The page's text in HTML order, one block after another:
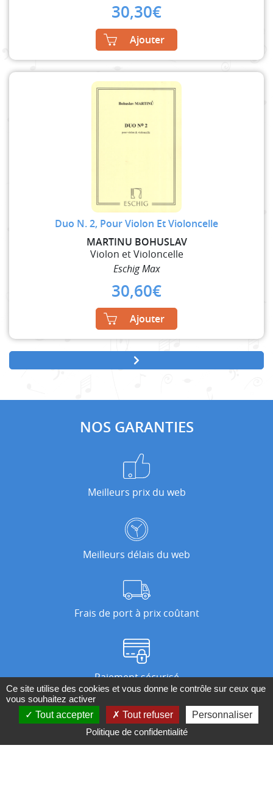
30,30€
Ajouter
Duo N. 2, Pour Violon Et Violoncelle
MARTINU BOHUSLAV
Violon et Violoncelle
Eschig Max
30,60€
Ajouter
NOS GARANTIES
Meilleurs prix du web
Meilleurs délais du web
Frais de port à prix coûtant
Paiement sécurisé
Nos magasins
Ce site utilise des cookies et vous donne le contrôle sur ceux que
vous souhaitez activer
Tout accepter
Tout refuser
Personnaliser
Politique de confidentialité